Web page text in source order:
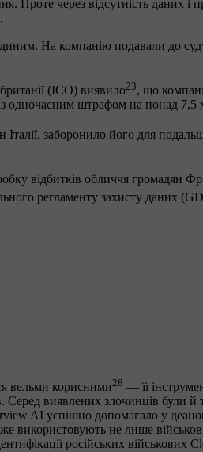
Проте через відсутність даних і
На компанію подавали до
(ICO) виявило23, що
одночасним штрафом на понад 7,5
заборонило його для
відбитків обличчя громадян
регламенту захисту даних
вельми корисними28 — її
виявлених злочинців були й
AI успішно допомагало у
не лише
російських військових